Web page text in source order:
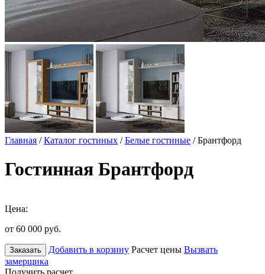
Главная /Каталог гостиных /Белые гостиные / Брантфорд
Гостинная Брантфорд
Цена:
от 60 000 руб.
Заказать Добавить в корзину Расчет цены Вызвать
замерщика
Получить расчет